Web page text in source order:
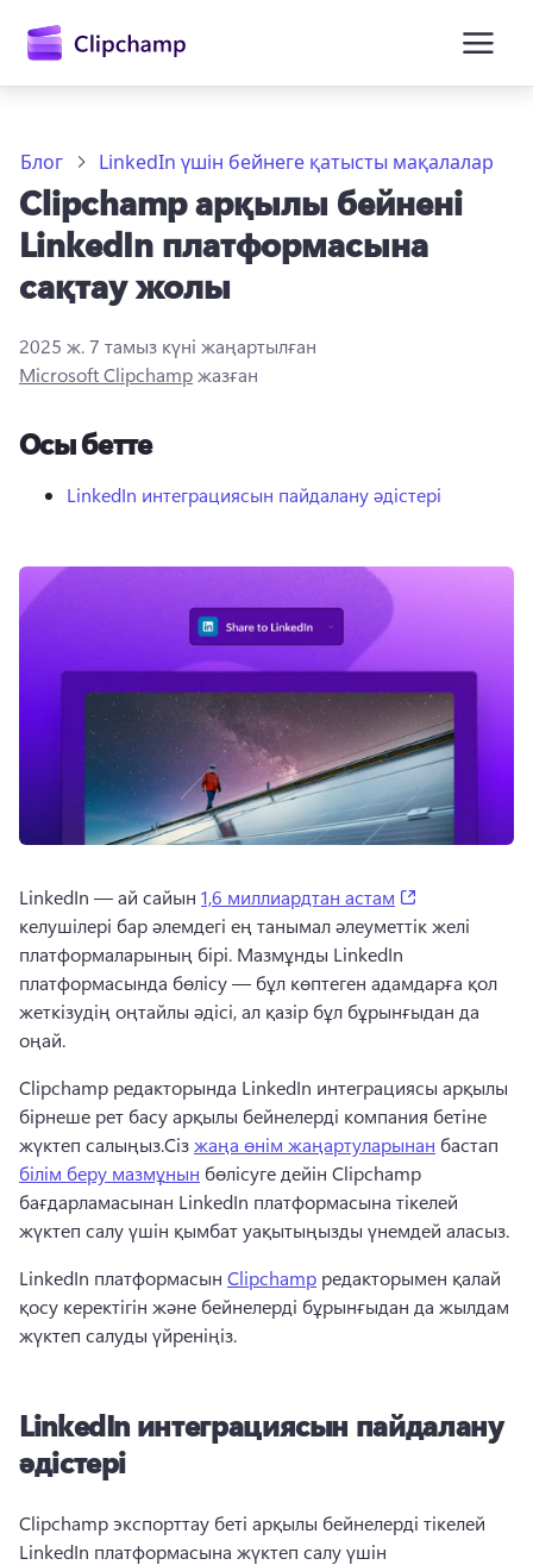
Жүйеге кіру
Блог LinkedIn үшін бейнеге қатысты мақалалар
Clipchamp арқылы бейнені
LinkedIn платформасына
сақтау жолы
2025 ж. 7 тамыз күні жаңартылған
Microsoft Clipchampжазған
Осы бетте
LinkedIn интеграциясын пайдалану әдістері
LinkedIn — ай сайын 1,6 миллиардтан астам
келушілері бар әлемдегі ең танымал әлеуметтік желі
платформаларының бірі. Мазмұнды LinkedIn
платформасында бөлісу — бұл көптеген адамдарға қол
жеткізудің оңтайлы әдісі, ал қазір бұл бұрынғыдан да
оңай.
Clipchamp редакторында LinkedIn интеграциясы арқылы
бірнеше рет басу арқылы бейнелерді компания бетіне
жүктеп салыңыз.Сіз жаңа өнім жаңартуларынан бастап
білім беру мазмұнын бөлісуге дейін Clipchamp
бағдарламасынан LinkedIn платформасына тікелей
жүктеп салу үшін қымбат уақытыңызды үнемдей аласыз.
LinkedIn платформасын Clipchamp редакторымен қалай
қосу керектігін және бейнелерді бұрынғыдан да жылдам
жүктеп салуды үйреніңіз.
LinkedIn интеграциясын пайдалану
әдістері
Clipchamp экспорттау беті арқылы бейнелерді тікелей
LinkedIn платформасына жүктеп салу үшін